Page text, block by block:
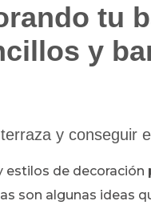
tu
y
y conseguir
estilos de
son algunas ideas